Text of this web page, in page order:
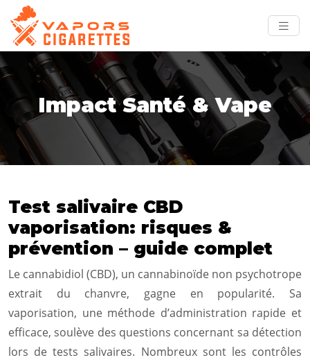
Impact Santé & Vape
Test salivaire CBD
vaporisation: risques &
prévention – guide complet
Le cannabidiol (CBD), un cannabinoïde non psychotrope
extrait du chanvre, gagne en popularité. Sa
vaporisation, une méthode d’administration rapide et
efficace, soulève des questions concernant sa détection
lors de tests salivaires. Nombreux sont les contrôles